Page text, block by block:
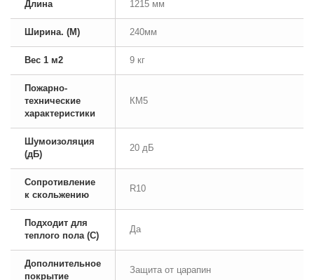
Длина 1215 мм
Ширина. (М) 240мм
Вес 1 м2 9 кг
Пожарно-
технические
характеристики
КМ5
Шумоизоляция
(дБ)
20 дБ
Сопротивление
к скольжению
R10
Подходит для
теплого пола (С)
Да
Дополнительное
покрытие
Защита от царапин